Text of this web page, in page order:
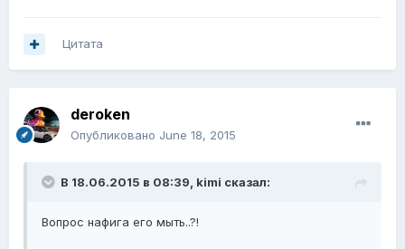
Цитата
deroken
Опубликовано June 18, 2015
В 18.06.2015 в 08:39, kimi сказал:
Вопрос нафига его мыть..?!